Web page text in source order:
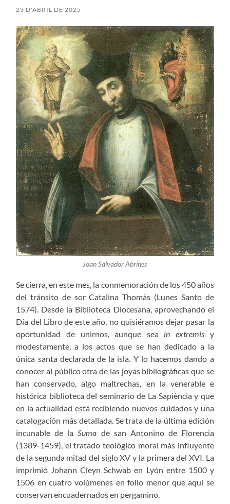
23 D'ABRIL DE 2025
Joan Salvador Abrines
Se cierra, en este mes, la conmemoración de los 450 años
del tránsito de sor Catalina Thomàs (Lunes Santo de
1574). Desde la Biblioteca Diocesana, aprovechando el
Día del Libro de este año, no quisiéramos dejar pasar la
oportunidad de unirnos, aunque sea in extremis y
modestamente, a los actos que se han dedicado a la
única santa declarada de la isla. Y lo hacemos dando a
conocer al público otra de las joyas bibliográficas que se
han conservado, algo maltrechas, en la venerable e
histórica biblioteca del seminario de La Sapiència y que
en la actualidad está recibiendo nuevos cuidados y una
catalogación más detallada. Se trata de la última edición
incunable de laSuma de san Antonino de Florencia
(1389-1459), el tratado teológico moral más influyente
de la segunda mitad del siglo XV y la primera del XVI. La
imprimió Johann Cleyn Schwab en Lyón entre 1500 y
1506 en cuatro volúmenes en folio menor que aquí se
conservan encuadernados en pergamino.